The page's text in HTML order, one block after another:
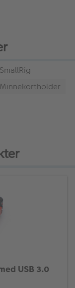
SmallRig
Minnekortholder
USB 3.0